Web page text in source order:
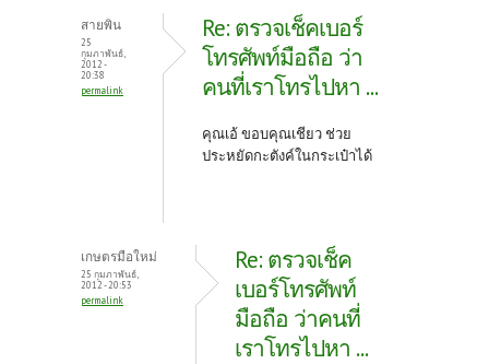
สายพิน
25
กุมภาพันธ์,
2012 -
20:38
permalink
Re: ตรวจเช็คเบอร์
โทรศัพท์มือถือ ว่า
คนที่เราโทรไปหา ...
คุณเอ้ ขอบคุณเชียว ช่วย
ประหยัดกะตังค์ในกระเป๋าได้
เกษตรมือใหม่
25 กุมภาพันธ์,
2012 - 20:53
permalink
Re: ตรวจเช็ค
เบอร์โทรศัพท์
มือถือ ว่าคนที่
เราโทรไปหา ...